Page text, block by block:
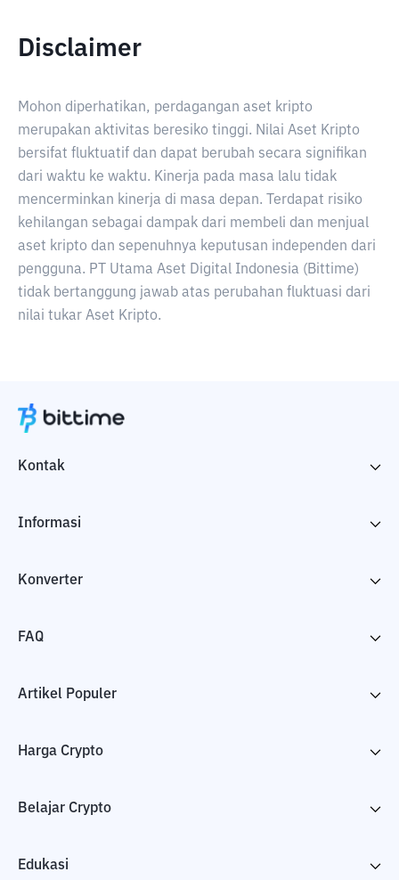
Disclaimer
Mohon diperhatikan, perdagangan aset kripto
merupakan aktivitas beresiko tinggi. Nilai Aset Kripto
bersifat fluktuatif dan dapat berubah secara signifikan
dari waktu ke waktu. Kinerja pada masa lalu tidak
mencerminkan kinerja di masa depan. Terdapat risiko
kehilangan sebagai dampak dari membeli dan menjual
aset kripto dan sepenuhnya keputusan independen dari
pengguna. PT Utama Aset Digital Indonesia (Bittime)
tidak bertanggung jawab atas perubahan fluktuasi dari
nilai tukar Aset Kripto.
Kontak
Informasi
Konverter
FAQ
Artikel Populer
Harga Crypto
Belajar Crypto
Edukasi